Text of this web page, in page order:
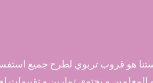
هو قروب تربوي لطرح جميع